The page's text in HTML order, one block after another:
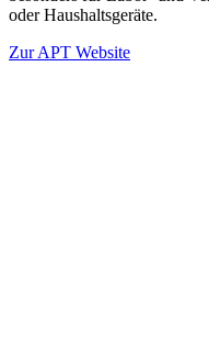
oder Haushaltsgeräte.
Zur APT Website